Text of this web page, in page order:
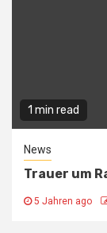
1 min read
News
Trauer um
5 Jahren ago